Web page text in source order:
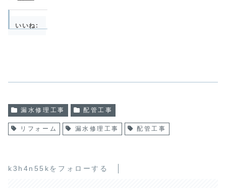
いいね:
漏水修理工事 配管工事
リフォーム 漏水修理工事 配管工事
k3h4n55kをフォローする